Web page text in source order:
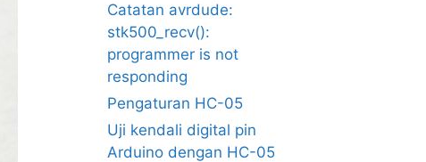
Catatan avrdude:
stk500_recv():
programmer is not
responding
Pengaturan HC-05
Uji kendali digital pin
Arduino dengan HC-05